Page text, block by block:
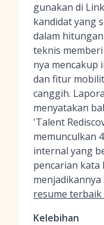
gunakan di
kandidat yang
dalam
teknis
nya mencakup
dan fitur
canggih.
menyatakan
'Talent
memunculkan
internal yang
pencarian kata
menjadikannya
resume
Kelebihan